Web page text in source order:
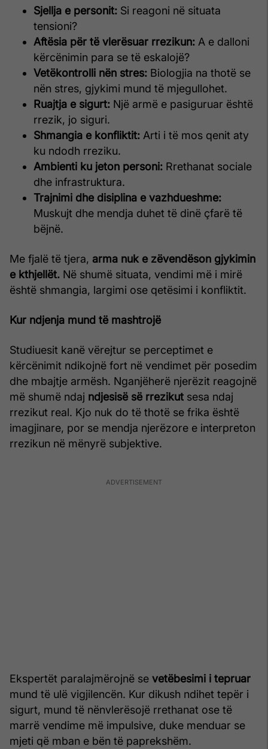
Sjellja e personit: Si reagoni në situata
tensioni?
Aftësia për të vlerësuar rrezikun: A e dalloni
kërcënimin para se të eskalojë?
Vetëkontrolli nën stres: Biologjia na thotë se
nën stres, gjykimi mund të mjegullohet.
Ruajtja e sigurt: Një armë e pasiguruar është
rrezik, jo siguri.
Shmangia e konfliktit: Arti i të mos qenit aty
ku ndodh rreziku.
Ambienti ku jeton personi: Rrethanat sociale
dhe infrastruktura.
Trajnimi dhe disiplina e vazhdueshme:
Muskujt dhe mendja duhet të dinë çfarë të
bëjnë.
Me fjalë të tjera, arma nuk e zëvendëson gjykimin
e kthjellët. Në shumë situata, vendimi më i mirë
është shmangia, largimi ose qetësimi i konfliktit.
Kur ndjenja mund të mashtrojë
Studiuesit kanë vërejtur se perceptimet e
kërcënimit ndikojnë fort në vendimet për posedim
dhe mbajtje armësh. Nganjëherë njerëzit reagojnë
më shumë ndaj ndjesisë së rrezikut sesa ndaj
rrezikut real. Kjo nuk do të thotë se frika është
imagjinare, por se mendja njerëzore e interpreton
rrezikun në mënyrë subjektive.
Ekspertët paralajmërojnë se vetëbesimi i tepruar
mund të ulë vigjilencën. Kur dikush ndihet tepër i
sigurt, mund të nënvlerësojë rrethanat ose të
marrë vendime më impulsive, duke menduar se
mjeti që mban e bën të paprekshëm.